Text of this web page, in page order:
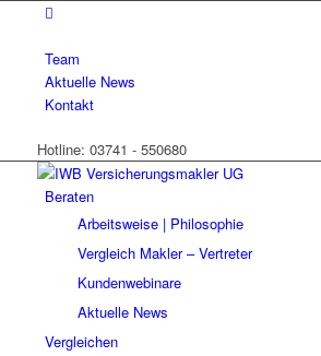
Team
Aktuelle News
Kontakt
Hotline: 03741 - 550680
Beraten
Arbeitsweise | Philosophie
Vergleich Makler – Vertreter
Kundenwebinare
Aktuelle News
Vergleichen